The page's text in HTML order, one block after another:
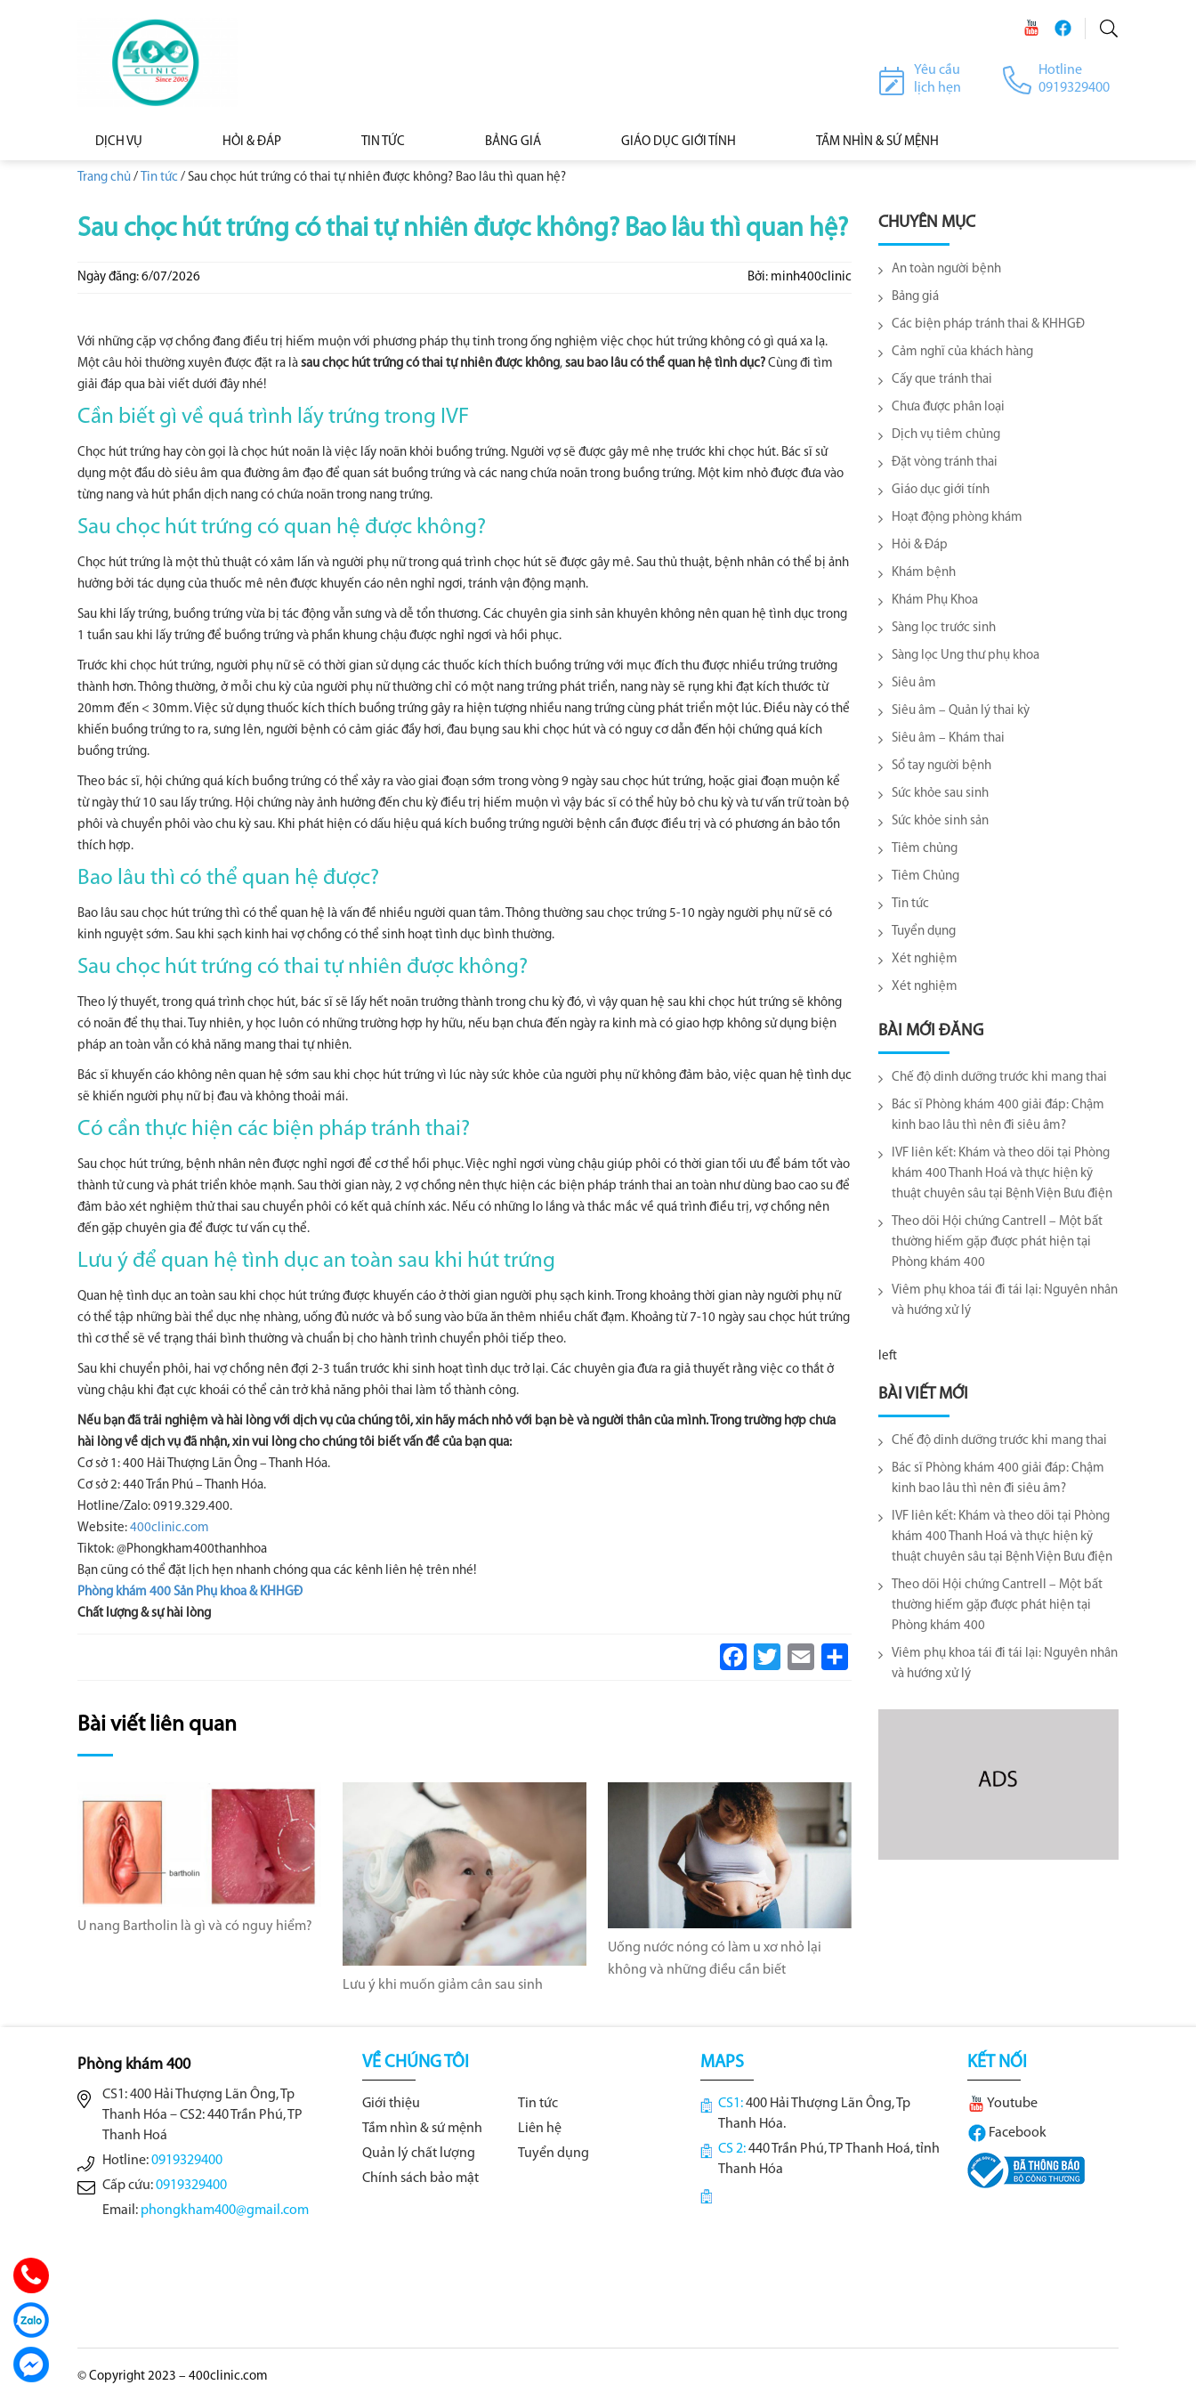
Hotline
0919329400
Yêu cầu
lịch hẹn
DỊCH VỤ HỎI & ĐÁP TIN TỨC BẢNG GIÁ GIÁO DỤC GIỚI TÍNH TẦM NHÌN & SỨ MỆNH
Trang chủ / Tin tức / Sau chọc hút trứng có thai tự nhiên được không? Bao lâu thì quan hệ?
Sau chọc hút trứng có thai tự nhiên được không? Bao lâu thì quan hệ?
Ngày đăng: 6/07/2026 Bởi: minh400clinic
Với những cặp vợ chồng đang điều trị hiếm muộn với phương pháp thụ tinh trong ống nghiệm việc chọc hút trứng không có gì quá xa lạ.
Một câu hỏi thường xuyên được đặt ra là sau chọc hút trứng có thai tự nhiên được không, sau bao lâu có thể quan hệ tình dục? Cùng đi tìm
giải đáp qua bài viết dưới đây nhé!
Cần biết gì về quá trình lấy trứng trong IVF
Chọc hút trứng hay còn gọi là chọc hút noãn là việc lấy noãn khỏi buồng trứng. Người vợ sẽ được gây mê nhẹ trước khi chọc hút. Bác sĩ sử
dụng một đầu dò siêu âm qua đường âm đạo để quan sát buồng trứng và các nang chứa noãn trong buồng trứng. Một kim nhỏ được đưa vào
từng nang và hút phần dịch nang có chứa noãn trong nang trứng.
Sau chọc hút trứng có quan hệ được không?
Chọc hút trứng là một thủ thuật có xâm lấn và người phụ nữ trong quá trình chọc hút sẽ được gây mê. Sau thủ thuật, bệnh nhân có thể bị ảnh
hưởng bởi tác dụng của thuốc mê nên được khuyến cáo nên nghỉ ngơi, tránh vận động mạnh.
Sau khi lấy trứng, buồng trứng vừa bị tác động vẫn sưng và dễ tổn thương. Các chuyên gia sinh sản khuyên không nên quan hệ tình dục trong
1 tuần sau khi lấy trứng để buồng trứng và phần khung chậu được nghỉ ngơi và hồi phục.
Trước khi chọc hút trứng, người phụ nữ sẽ có thời gian sử dụng các thuốc kích thích buồng trứng với mục đích thu được nhiều trứng trưởng
thành hơn. Thông thường, ở mỗi chu kỳ của người phụ nữ thường chỉ có một nang trứng phát triển, nang này sẽ rụng khi đạt kích thước từ
20mm đến < 30mm. Việc sử dụng thuốc kích thích buồng trứng gây ra hiện tượng nhiều nang trứng cùng phát triển một lúc. Điều này có thể
khiến buồng trứng to ra, sưng lên, người bệnh có cảm giác đầy hơi, đau bụng sau khi chọc hút và có nguy cơ dẫn đến hội chứng quá kích
buồng trứng.
Theo bác sĩ, hội chứng quá kích buồng trứng có thể xảy ra vào giai đoạn sớm trong vòng 9 ngày sau chọc hút trứng, hoặc giai đoạn muộn kể
từ ngày thứ 10 sau lấy trứng. Hội chứng này ảnh hưởng đến chu kỳ điều trị hiếm muộn vì vậy bác sĩ có thể hủy bỏ chu kỳ và tư vấn trữ toàn bộ
phôi và chuyển phôi vào chu kỳ sau. Khi phát hiện có dấu hiệu quá kích buồng trứng người bệnh cần được điều trị và có phương án bảo tồn
thích hợp.
Bao lâu thì có thể quan hệ được?
Bao lâu sau chọc hút trứng thì có thể quan hệ là vấn đề nhiều người quan tâm. Thông thường sau chọc trứng 5-10 ngày người phụ nữ sẽ có
kinh nguyệt sớm. Sau khi sạch kinh hai vợ chồng có thể sinh hoạt tình dục bình thường.
Sau chọc hút trứng có thai tự nhiên được không?
Theo lý thuyết, trong quá trình chọc hút, bác sĩ sẽ lấy hết noãn trưởng thành trong chu kỳ đó, vì vậy quan hệ sau khi chọc hút trứng sẽ không
có noãn để thụ thai. Tuy nhiên, y học luôn có những trường hợp hy hữu, nếu bạn chưa đến ngày ra kinh mà có giao hợp không sử dụng biện
pháp an toàn vẫn có khả năng mang thai tự nhiên.
Bác sĩ khuyến cáo không nên quan hệ sớm sau khi chọc hút trứng vì lúc này sức khỏe của người phụ nữ không đảm bảo, việc quan hệ tình dục
sẽ khiến người phụ nữ bị đau và không thoải mái.
Có cần thực hiện các biện pháp tránh thai?
Sau chọc hút trứng, bệnh nhân nên được nghỉ ngơi để cơ thể hồi phục. Việc nghỉ ngơi vùng chậu giúp phôi có thời gian tối ưu để bám tốt vào
thành tử cung và phát triển khỏe mạnh. Sau thời gian này, 2 vợ chồng nên thực hiện các biện pháp tránh thai an toàn như dùng bao cao su để
đảm bảo xét nghiệm thử thai sau chuyển phôi có kết quả chính xác. Nếu có những lo lắng và thắc mắc về quá trình điều trị, vợ chồng nên
đến gặp chuyên gia để được tư vấn cụ thể.
Lưu ý để quan hệ tình dục an toàn sau khi hút trứng
Quan hệ tình dục an toàn sau khi chọc hút trứng được khuyến cáo ở thời gian người phụ sạch kinh. Trong khoảng thời gian này người phụ nữ
có thể tập những bài thể dục nhẹ nhàng, uống đủ nước và bổ sung vào bữa ăn thêm nhiều chất đạm. Khoảng từ 7-10 ngày sau chọc hút trứng
thì cơ thể sẽ về trạng thái bình thường và chuẩn bị cho hành trình chuyển phôi tiếp theo.
Sau khi chuyển phôi, hai vợ chồng nên đợi 2-3 tuần trước khi sinh hoạt tình dục trở lại. Các chuyên gia đưa ra giả thuyết rằng việc co thắt ở
vùng chậu khi đạt cực khoái có thể cản trở khả năng phôi thai làm tổ thành công.
Nếu bạn đã trải nghiệm và hài lòng với dịch vụ của chúng tôi, xin hãy mách nhỏ với bạn bè và người thân của mình. Trong trường hợp chưa
hài lòng về dịch vụ đã nhận, xin vui lòng cho chúng tôi biết vấn đề của bạn qua:
Cơ sở 1: 400 Hải Thượng Lãn Ông – Thanh Hóa.
Cơ sở 2: 440 Trần Phú – Thanh Hóa.
Hotline/Zalo: 0919.329.400.
Website: 400clinic.com
Tiktok: @Phongkham400thanhhoa
Bạn cũng có thể đặt lịch hẹn nhanh chóng qua các kênh liên hệ trên nhé!
Phòng khám 400 Sản Phụ khoa & KHHGĐ
Chất lượng & sự hài lòng
Facebook
Twitter Email Share
Bài viết liên quan
U nang Bartholin là gì và có nguy hiểm?
Lưu ý khi muốn giảm cân sau sinh
Uống nước nóng có làm u xơ nhỏ lại
không và những điều cần biết
CHUYÊN MỤC
An toàn người bệnh
Bảng giá
Các biện pháp tránh thai & KHHGĐ
Cảm nghĩ của khách hàng
Cấy que tránh thai
Chưa được phân loại
Dịch vụ tiêm chủng
Đặt vòng tránh thai
Giáo dục giới tính
Hoạt động phòng khám
Hỏi & Đáp
Khám bệnh
Khám Phụ Khoa
Sàng lọc trước sinh
Sàng lọc Ung thư phụ khoa
Siêu âm
Siêu âm – Quản lý thai kỳ
Siêu âm – Khám thai
Sổ tay người bệnh
Sức khỏe sau sinh
Sức khỏe sinh sản
Tiêm chủng
Tiêm Chủng
Tin tức
Tuyển dụng
Xét nghiệm
Xét nghiệm
BÀI MỚI ĐĂNG
Chế độ dinh dưỡng trước khi mang thai
Bác sĩ Phòng khám 400 giải đáp: Chậm
kinh bao lâu thì nên đi siêu âm?
IVF liên kết: Khám và theo dõi tại Phòng
khám 400 Thanh Hoá và thực hiện kỹ
thuật chuyên sâu tại Bệnh Viện Bưu điện
Theo dõi Hội chứng Cantrell – Một bất
thường hiếm gặp được phát hiện tại
Phòng khám 400
Viêm phụ khoa tái đi tái lại​: Nguyên nhân
và hướng xử lý
left
BÀI VIẾT MỚI
Chế độ dinh dưỡng trước khi mang thai
Bác sĩ Phòng khám 400 giải đáp: Chậm
kinh bao lâu thì nên đi siêu âm?
IVF liên kết: Khám và theo dõi tại Phòng
khám 400 Thanh Hoá và thực hiện kỹ
thuật chuyên sâu tại Bệnh Viện Bưu điện
Theo dõi Hội chứng Cantrell – Một bất
thường hiếm gặp được phát hiện tại
Phòng khám 400
Viêm phụ khoa tái đi tái lại​: Nguyên nhân
và hướng xử lý
Phòng khám 400
CS1: 400 Hải Thượng Lãn Ông, Tp
Thanh Hóa – CS2: 440 Trần Phú, TP
Thanh Hoá
Hotline:0919329400
Cấp cứu:0919329400
Email: phongkham400@gmail.com
VỀ CHÚNG TÔI
Giới thiệu
Tin tức
Tầm nhìn & sứ mệnh
Liên hệ
Quản lý chất lượng
Tuyển dụng
Chính sách bảo mật
MAPS
CS1:400 Hải Thượng Lãn Ông, Tp
Thanh Hóa.
CS 2:440 Trần Phú, TP Thanh Hoá, tỉnh
Thanh Hóa
KẾT NỐI
Youtube
Facebook
© Copyright 2023 – 400clinic.com